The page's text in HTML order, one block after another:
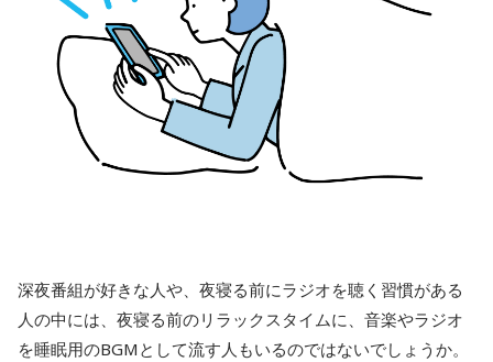
深夜番組が好きな人や、夜寝る前にラジオを聴く習慣がある
人の中には、夜寝る前のリラックスタイムに、音楽やラジオ
を睡眠用のBGMとして流す人もいるのではないでしょうか。